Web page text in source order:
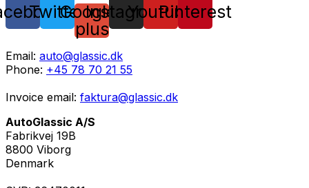
TwitterGoogle-
plus
Instagram
Youtube
Pinterest
Email: auto@glassic.dk
Phone: +45 78 70 21 55
Invoice email: faktura@glassic.dk
AutoGlassic A/S
Fabrikvej 19B
8800 Viborg
Denmark